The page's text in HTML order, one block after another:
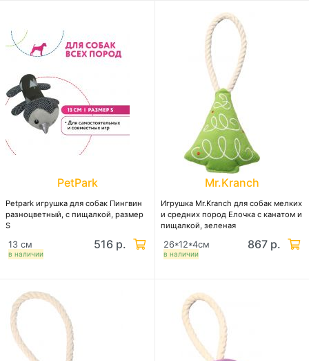
PetPark
Petpark игрушка для собак Пингвин
разноцветный, с пищалкой, размер
S
в наличии
13 см 516 р.
Mr.Kranch
Игрушка Mr.Kranch для собак мелких
и средних пород Елочка с канатом и
пищалкой, зеленая
в наличии
26*12*4см 867 р.